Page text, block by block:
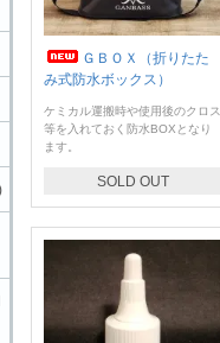
ＧＢＯＸ（折りたた
み式防水ボックス）
ケミカル運搬時や使用後のクロス
等を入れておく防水BOXとなり
ます。
SOLD OUT